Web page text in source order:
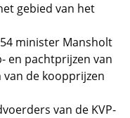
gebied van het
minister Mansholt
en pachtprijzen van
de koopprijzen
van de KVP-